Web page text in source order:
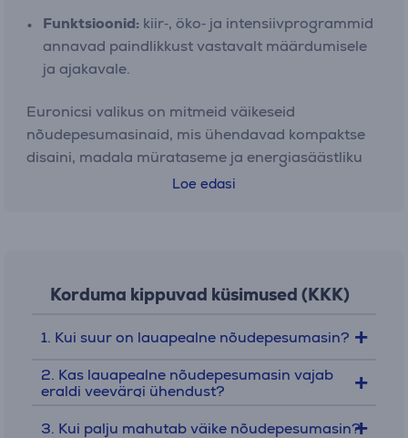
Funktsioonid: kiir‑, öko‑ ja intensiivprogrammid
annavad paindlikkust vastavalt määrdumisele
ja ajakavale.
Euronicsi valikus on mitmeid väikeseid
nõudepesumasinaid, mis ühendavad kompaktse
disaini, madala mürataseme ja energiasäästliku
töö – hea valik, kui soovid mugavust ilma
Euronicsis leidub lauapealseid
soodsatest kompaktmudelitest kuni nutikate ja
Soodsad mudelid (kuni 300 €)
sobivad
Loe edasi
Korduma kippuvad küsimused (KKK)
1. Kui suur on lauapealne nõudepesumasin?
2. Kas lauapealne nõudepesumasin vajab
eraldi veevärgi ühendust?
3. Kui palju mahutab väike nõudepesumasin?